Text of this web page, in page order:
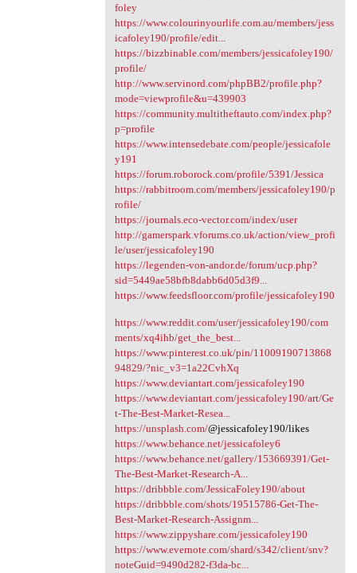
foley
https://www.colourinyourlife.com.au/members/jess
icafoley190/profile/edit...
https://bizzbinable.com/members/jessicafoley190/
profile/
http://www.servinord.com/phpBB2/profile.php?
mode=viewprofile&u=439903
https://community.multitheftauto.com/index.php?
p=profile
https://www.intensedebate.com/people/jessicafole
y191
https://forum.roborock.com/profile/5391/Jessica
https://rabbitroom.com/members/jessicafoley190/p
rofile/
https://journals.eco-vector.com/index/user
http://gamerspark.vforums.co.uk/action/view_profi
le/user/jessicafoley190
https://legenden-von-andor.de/forum/ucp.php?
sid=5449ae58bfb8dabb6d05d3f9...
https://www.feedsfloor.com/profile/jessicafoley190
https://www.reddit.com/user/jessicafoley190/com
ments/xq4ihb/get_the_best...
https://www.pinterest.co.uk/pin/11009190713868
94829/?nic_v3=1a22CvhXq
https://www.deviantart.com/jessicafoley190
https://www.deviantart.com/jessicafoley190/art/Ge
t-The-Best-Market-Resea...
https://unsplash.com/@jessicafoley190/likes
https://www.behance.net/jessicafoley6
https://www.behance.net/gallery/153669391/Get-
The-Best-Market-Research-A...
https://dribbble.com/JessicaFoley190/about
https://dribbble.com/shots/19515786-Get-The-
Best-Market-Research-Assignm...
https://www.zippyshare.com/jessicafoley190
https://www.evernote.com/shard/s342/client/snv?
noteGuid=9490d282-f3da-bc...